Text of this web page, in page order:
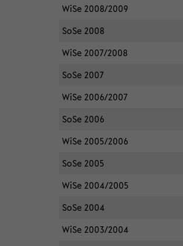
WiSe 2008/2009
SoSe 2008
WiSe 2007/2008
SoSe 2007
WiSe 2006/2007
SoSe 2006
WiSe 2005/2006
SoSe 2005
WiSe 2004/2005
SoSe 2004
WiSe 2003/2004